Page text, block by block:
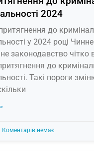
2024
до
у 2024 році Чинне
законодавство чітко
до
Такі пороги
Коментарів немає